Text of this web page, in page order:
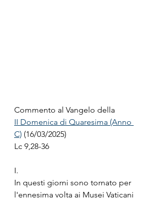
Commento al Vangelo della
II Domenica di Quaresima (Anno
C) (16/03/2025)
Lc 9,28-36
I.
In questi giorni sono tornato per
l'ennesima volta ai Musei Vaticani